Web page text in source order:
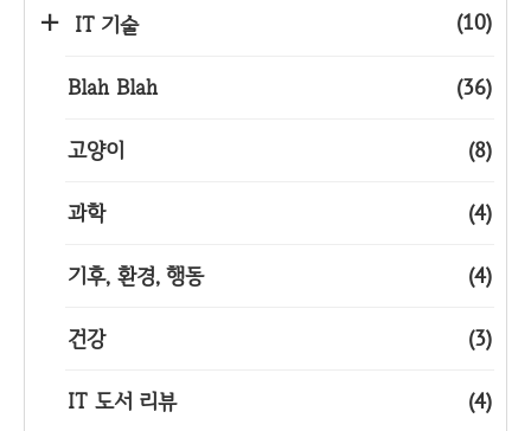
IT 기술 (10)
Blah Blah (36)
고양이 (8)
과학 (4)
기후, 환경, 행동 (4)
건강 (3)
IT 도서 리뷰 (4)